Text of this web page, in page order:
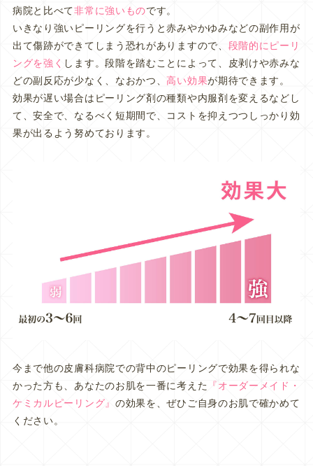
病院と比べて非常に強いものです。
いきなり強いピーリングを行うと赤みやかゆみなどの副作用が
出て傷跡ができてしまう恐れがありますので、 段階的にピーリ
ングを強く します。段階を踏むことによって、皮剥けや赤みな
どの副反応が少なく、なおかつ、高い効果が期待できます。
効果が遅い場合はピーリング剤の種類や内服剤を変えるなどし
て、安全で、なるべく短期間で、コストを抑えつつしっかり効
果が出るよう努めております。
今まで他の皮膚科病院での背中のピーリングで効果を得られな
かった方も、あなたのお肌を一番に考えた
『オーダーメイド・
ケミカルピーリング』 の効果を、ぜひご自身のお肌で確かめて
ください。